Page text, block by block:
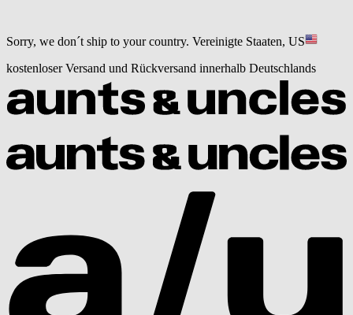
Sorry, we don´t ship to your country. Vereinigte Staaten, US
kostenloser Versand und Rückversand innerhalb Deutschlands